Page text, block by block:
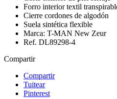
Forro interior textil
Cierre cordones de algodón
Suela sintética flexible
Marca: T-MAN New Zeur
Ref. DL89298-4
Compartir
Compartir
Tuitear
Pinterest